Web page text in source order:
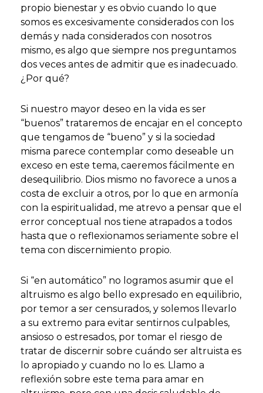
propio bienestar y es obvio cuando lo que
somos es excesivamente considerados con los
demás y nada considerados con nosotros
mismo, es algo que siempre nos preguntamos
dos veces antes de admitir que es inadecuado.
¿Por qué?
Si nuestro mayor deseo en la vida es ser
“buenos” trataremos de encajar en el concepto
que tengamos de “bueno” y si la sociedad
misma parece contemplar como deseable un
exceso en este tema, caeremos fácilmente en
desequilibrio. Dios mismo no favorece a unos a
costa de excluir a otros, por lo que en armonía
con la espiritualidad, me atrevo a pensar que el
error conceptual nos tiene atrapados a todos
hasta que o reflexionamos seriamente sobre el
tema con discernimiento propio.
Si “en automático” no logramos asumir que el
altruismo es algo bello expresado en equilibrio,
por temor a ser censurados, y solemos llevarlo
a su extremo para evitar sentirnos culpables,
ansioso o estresados, por tomar el riesgo de
tratar de discernir sobre cuándo ser altruista es
lo apropiado y cuando no lo es. Llamo a
reflexión sobre este tema para amar en